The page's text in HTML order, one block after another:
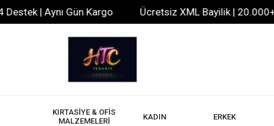
| Aynı Gün Kargo Ücretsiz XML Bayilik | 20.000+
KIRTASİYE & OFİS
MALZEMELERİ
KADIN ERKEK